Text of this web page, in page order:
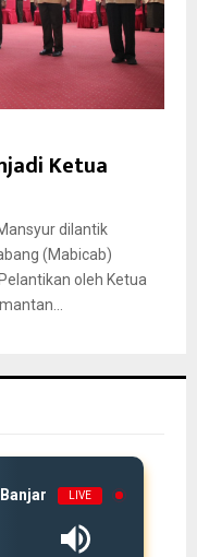
Ketua
dilantik
(Mabicab)
oleh Ketua
LIVE